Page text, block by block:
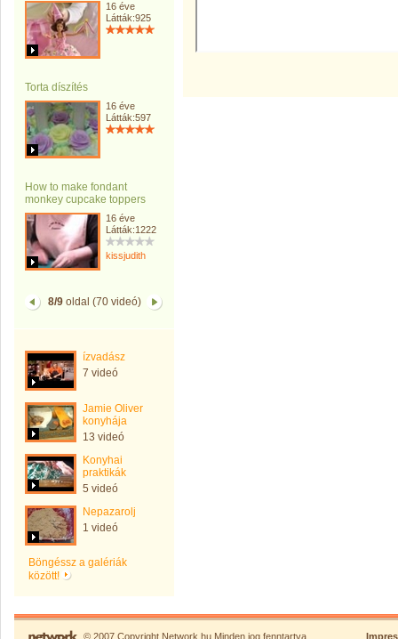
16 éve
Látták:925
Torta díszítés
16 éve
Látták:597
How to make fondant
monkey cupcake toppers
16 éve
Látták:1222
kissjudith
8/9oldal (70 videó)
ízvadász
7 videó
Jamie Oliver
konyhája
13 videó
Konyhai
praktikák
5 videó
Nepazarolj
1 videó
Böngéssz a galériák
között!
© 2007 Copyright Network.hu Minden jog fenntartva.